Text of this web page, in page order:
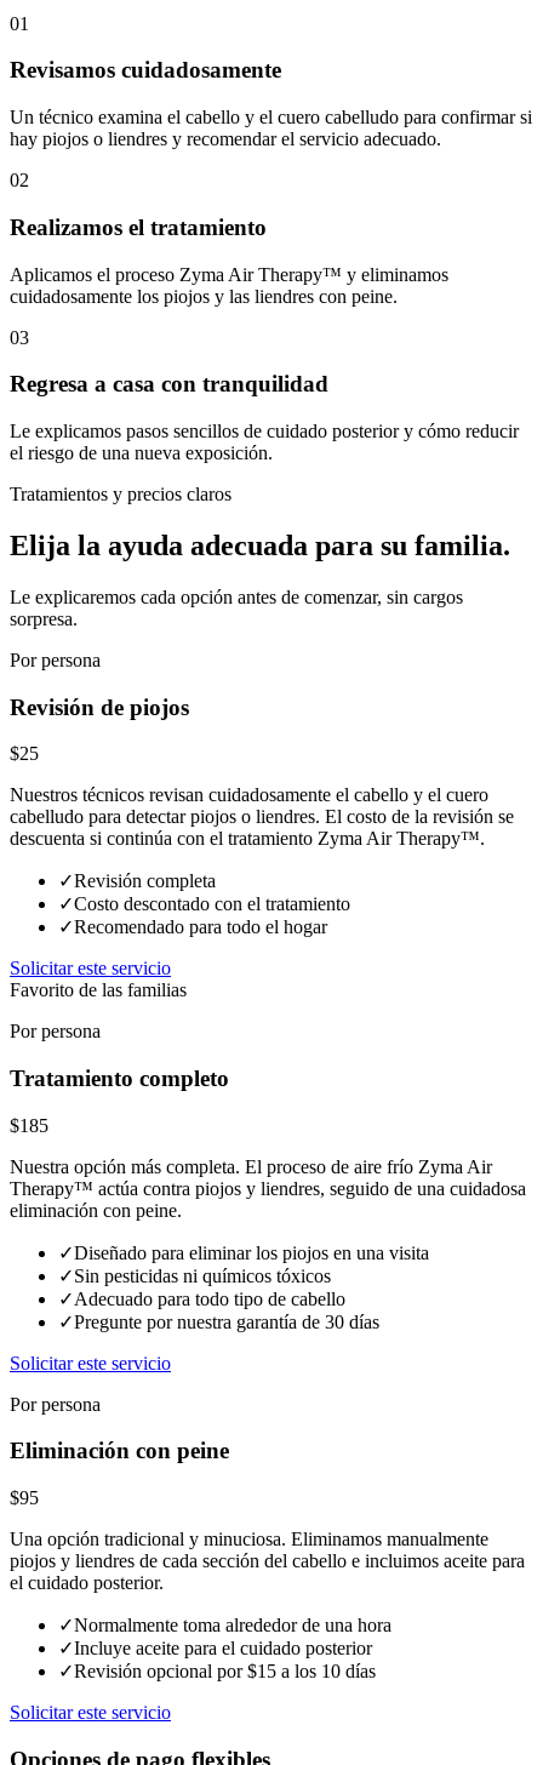
01
Revisamos cuidadosamente
Un técnico examina el cabello y el cuero cabelludo para confirmar si
hay piojos o liendres y recomendar el servicio adecuado.
02
Realizamos el tratamiento
Aplicamos el proceso Zyma Air Therapy™ y eliminamos
cuidadosamente los piojos y las liendres con peine.
03
Regresa a casa con tranquilidad
Le explicamos pasos sencillos de cuidado posterior y cómo reducir
el riesgo de una nueva exposición.
Tratamientos y precios claros
Elija la ayuda adecuada para su familia.
Le explicaremos cada opción antes de comenzar, sin cargos
sorpresa.
Por persona
Revisión de piojos
$25
Nuestros técnicos revisan cuidadosamente el cabello y el cuero
cabelludo para detectar piojos o liendres. El costo de la revisión se
descuenta si continúa con el tratamiento Zyma Air Therapy™.
✓Revisión completa
✓Costo descontado con el tratamiento
✓Recomendado para todo el hogar
Solicitar este servicio
Favorito de las familias
Por persona
Tratamiento completo
$185
Nuestra opción más completa. El proceso de aire frío Zyma Air
Therapy™ actúa contra piojos y liendres, seguido de una cuidadosa
eliminación con peine.
✓Diseñado para eliminar los piojos en una visita
✓Sin pesticidas ni químicos tóxicos
✓Adecuado para todo tipo de cabello
✓Pregunte por nuestra garantía de 30 días
Solicitar este servicio
Por persona
Eliminación con peine
$95
Una opción tradicional y minuciosa. Eliminamos manualmente
piojos y liendres de cada sección del cabello e incluimos aceite para
el cuidado posterior.
✓Normalmente toma alrededor de una hora
✓Incluye aceite para el cuidado posterior
✓Revisión opcional por $15 a los 10 días
Solicitar este servicio
Opciones de pago flexibles